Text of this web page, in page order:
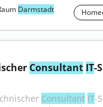
Darmstadt
Consultant IT-
Consultant IT-